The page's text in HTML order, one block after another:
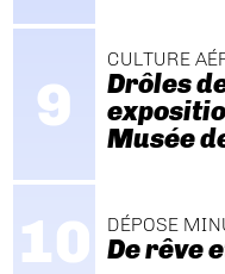
CULTURE
Drôles
Musée
DÉPOSE
De rêve